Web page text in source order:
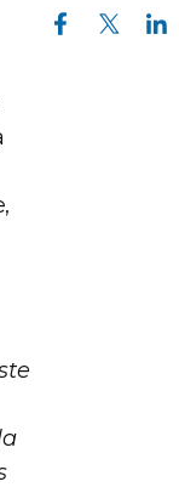
Compartir en Facebook Compartir en Twitter Compartir en Linkedin